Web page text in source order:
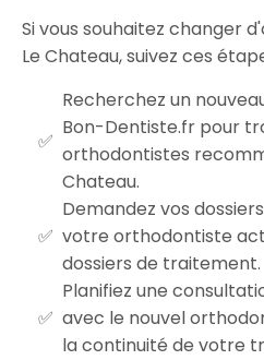
Si vous souhaitez changer
Le Chateau, suivez ces
Recherchez un
Bon-Dentiste.fr pour
orthodontistes
Chateau.
Demandez vos
votre orthodontiste
dossiers de traitement.
Planifiez une
avec le nouvel
la continuité de votre